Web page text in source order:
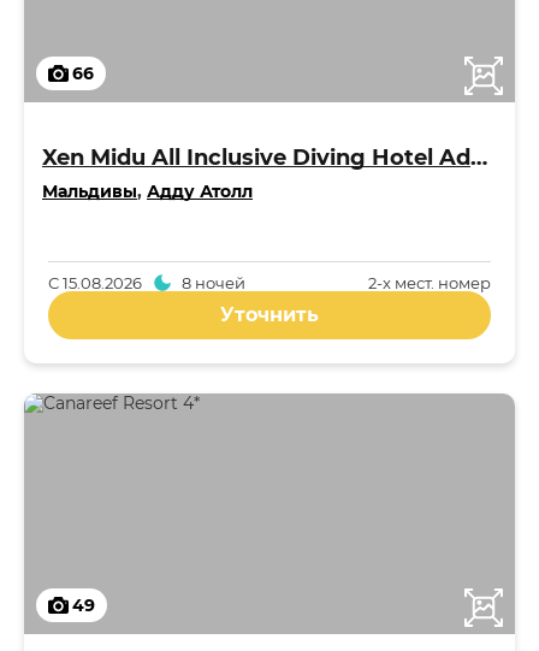
66
Xen Midu All Inclusive Diving Hotel Addu Maldives 3*
Мальдивы, Адду Атолл
2-x мест. номер
С15.08.2026 8 ночей
Уточнить
49